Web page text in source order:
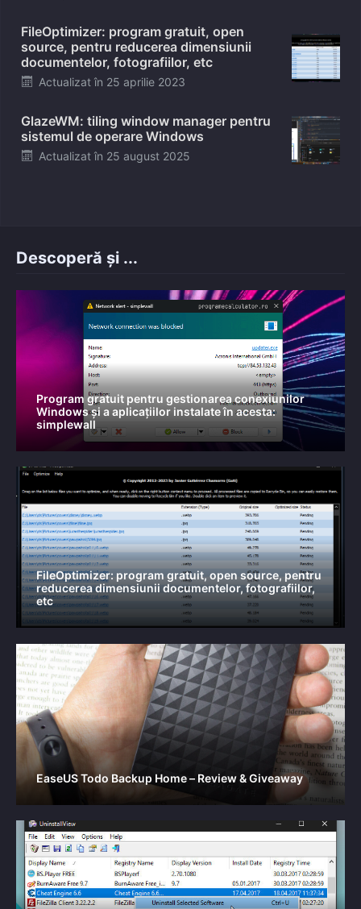
FileOptimizer: program gratuit, open
source, pentru reducerea dimensiunii
documentelor, fotografiilor, etc
Posted
Actualizat în 25 aprilie 2023
GlazeWM: tiling window manager pentru
sistemul de operare Windows
Posted
Actualizat în 25 august 2025
Descoperă și ...
Program gratuit pentru gestionarea conexiunilor
Windows și a aplicațiilor instalate în acesta:
simplewall
FileOptimizer: program gratuit, open source, pentru
reducerea dimensiunii documentelor, fotografiilor,
etc
EaseUS Todo Backup Home – Review & Giveaway